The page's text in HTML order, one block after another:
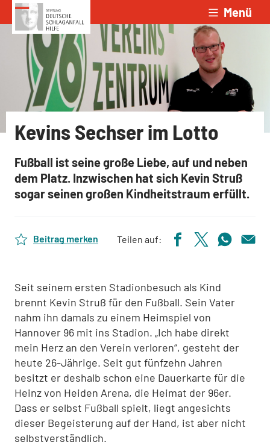
Zum Inhalt springen Menü
Kevins Sechser im Lotto
Fußball ist seine große Liebe, auf und neben
dem Platz. Inzwischen hat sich Kevin Struß
sogar seinen großen Kindheitstraum erfüllt.
Beitrag merken Teilen auf:
Seit seinem ersten Stadionbesuch als Kind
brennt Kevin Struß für den Fußball. Sein Vater
nahm ihn damals zu einem Heimspiel von
Hannover 96 mit ins Stadion. „Ich habe direkt
mein Herz an den Verein verloren“, gesteht der
heute 26-Jährige. Seit gut fünfzehn Jahren
besitzt er deshalb schon eine Dauerkarte für die
Heinz von Heiden Arena, die Heimat der 96er.
Dass er selbst Fußball spielt, liegt angesichts
dieser Begeisterung auf der Hand, ist aber nicht
selbstverständlich.